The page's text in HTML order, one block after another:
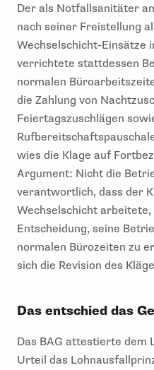
Der als Notfallsanitäter
nach seiner Freistellung
Wechselschicht-Einsätze
verrichtete stattdessen
normalen
die Zahlung von
Feiertagszuschlägen
wies die Klage auf
Argument: Nicht die
verantwortlich, dass der
Wechselschicht
Entscheidung, seine
normalen Bürozeiten zu
sich die Revision des
Das entschied das
Das BAG attestierte dem
Urteil das